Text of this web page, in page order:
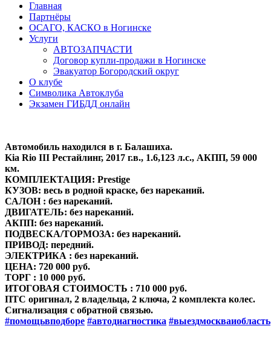
Главная
Партнёры
ОСАГО, КАСКО в Ногинске
Услуги
АВТОЗАПЧАСТИ
Договор купли-продажи в Ногинске
Эвакуатор Богородский округ
О клубе
Символика Автоклуба
Экзамен ГИБДД онлайн
Автомобиль находился в г. Балашиха.
Kia Rio III Рестайлинг, 2017 г.в., 1.6,123 л.с., АКПП, 59 000
км.
КОМПЛЕКТАЦИЯ: Prestige
КУЗОВ: весь в родной краске, без нареканий.
САЛОН : без нареканий.
ДВИГАТЕЛЬ: без нареканий.
АКПП: без нареканий.
ПОДВЕСКА/ТОРМОЗА: без нареканий.
ПРИВОД: передний.
ЭЛЕКТРИКА : без нареканий.
ЦЕНА: 720 000 руб.
ТОРГ : 10 000 руб.
ИТОГОВАЯ СТОИМОСТЬ : 710 000 руб.
ПТС оригинал, 2 владельца, 2 ключа, 2 комплекта колес.
Сигнализация с обратной связью.
#помощьвподборе #автодиагностика #выездмоскваиобласть